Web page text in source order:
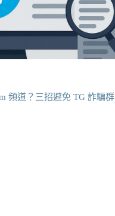
頻道？三招避免 TG 詐騙群